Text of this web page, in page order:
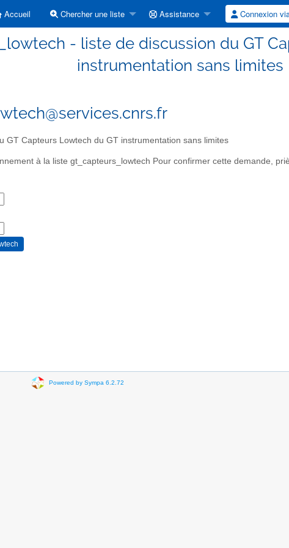
Accueil Chercher une liste Assistance Connexion
- liste de discussion du GT
instrumentation sans limites
GT Capteurs Lowtech du GT instrumentation sans limites
à la liste gt_capteurs_lowtech Pour confirmer cette demande,
Powered by Sympa 6.2.72